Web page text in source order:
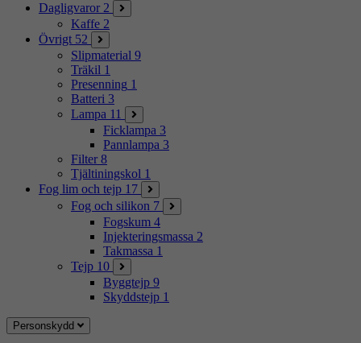
Dagligvaror 2
Kaffe 2
Övrigt 52
Slipmaterial 9
Träkil 1
Presenning 1
Batteri 3
Lampa 11
Ficklampa 3
Pannlampa 3
Filter 8
Tjältiningskol 1
Fog lim och tejp 17
Fog och silikon 7
Fogskum 4
Injekteringsmassa 2
Takmassa 1
Tejp 10
Byggtejp 9
Skyddstejp 1
Personskydd